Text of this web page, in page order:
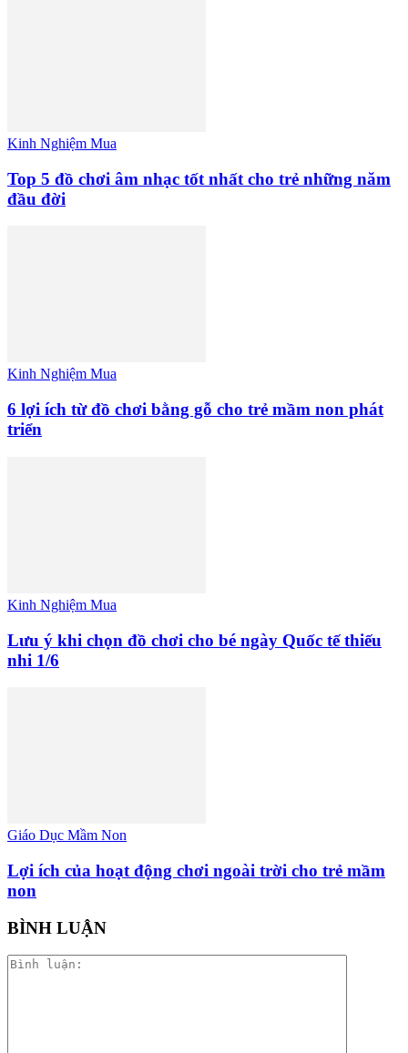
Kinh Nghiệm Mua
Top 5 đồ chơi âm nhạc tốt nhất cho trẻ những năm
đầu đời
Kinh Nghiệm Mua
6 lợi ích từ đồ chơi bằng gỗ cho trẻ mầm non phát
triển
Kinh Nghiệm Mua
Lưu ý khi chọn đồ chơi cho bé ngày Quốc tế thiếu
nhi 1/6
Giáo Dục Mầm Non
Lợi ích của hoạt động chơi ngoài trời cho trẻ mầm
non
BÌNH LUẬN